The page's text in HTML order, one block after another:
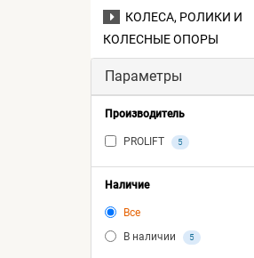
КОЛЕСА, РОЛИКИ И
КОЛЕСНЫЕ ОПОРЫ
Параметры
Производитель
PROLIFT 5
Наличие
Все
В наличии
5